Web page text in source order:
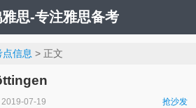
思-专注雅思备考
点信息 > 正文
2019-07-19 抢沙发